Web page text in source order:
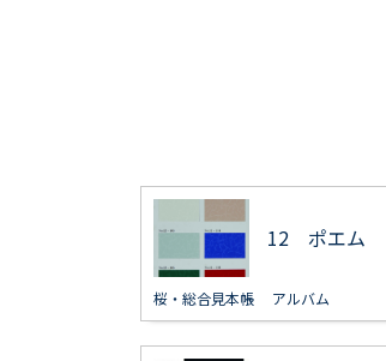
12 ポエム
桜・総合見本帳 アルバム